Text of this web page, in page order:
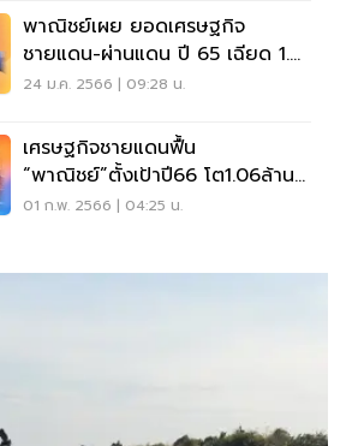
พาณิชย์เผย ยอดเศรษฐกิจ
ชายแดน-ผ่านแดน ปี 65 เฉียด 1.8
ล้านล้าน
24 ม.ค. 2566 | 09:28 น.
เศรษฐกิจชายแดนฟื้น
“พาณิชย์”ตั้งเป้าปี66 โต1.06ล้าน
ล้านบาท
01 ก.พ. 2566 | 04:25 น.